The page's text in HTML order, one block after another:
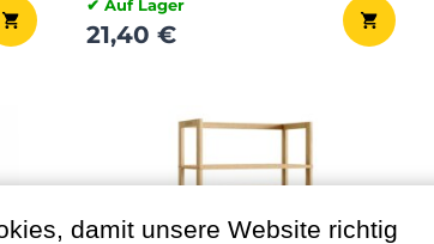
✔ Auf Lager
21,40 €
damit unsere Website richtig